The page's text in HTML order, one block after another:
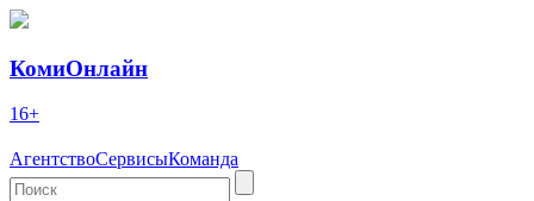
КомиОнлайн
16+
АгентствоСервисыКоманда